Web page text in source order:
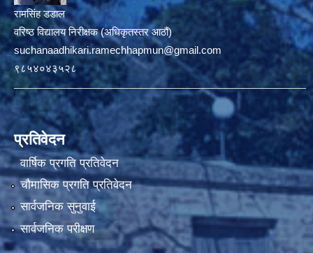
रामसिंह डडाल
वरिष्ठ विद्यालय निरीक्षक (अधिकृतस्तर आठौं)
suchanaadhikari.ramechhapmun@gmail.com
९८५४०४३५२८
प्रतिवेदन
वार्षिक प्रगति प्रतिवेदन
चौमासिक प्रगति प्रतिवेदन
सार्वजनिक सुनुवाई
सार्वजनिक परीक्षण